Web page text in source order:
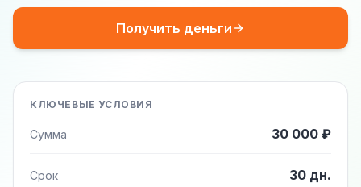
Получить деньги
КЛЮЧЕВЫЕ УСЛОВИЯ
Сумма 30 000 ₽
Срок 30 дн.